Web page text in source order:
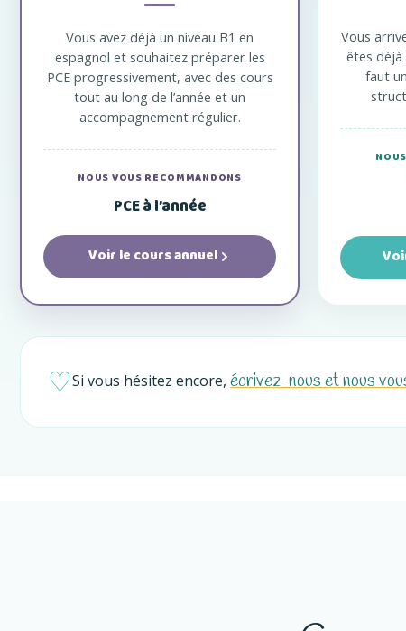
Vous avez déjà un niveau B1 en
espagnol et souhaitez préparer les
PCE progressivement, avec des cours
tout au long de l’année et un
accompagnement régulier.
NOUS VOUS RECOMMANDONS
PCE à l’année
Voir le cours annuel
Vous
êtes déjà
faut
♡Si vous hésitez encore, écrivez-nous et nous